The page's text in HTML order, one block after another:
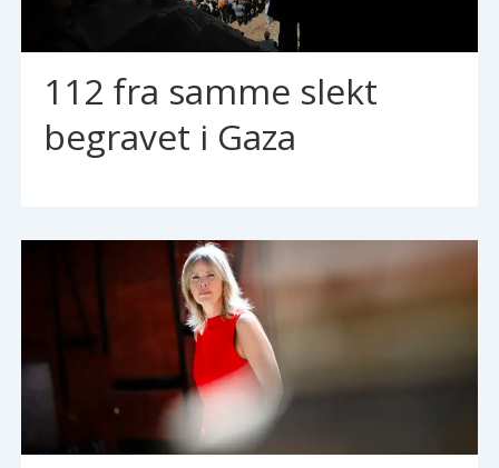
112 fra samme slekt
begravet i Gaza